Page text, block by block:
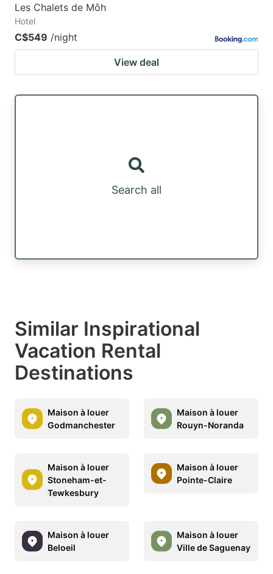
Les Chalets de Môh
Hotel
C$549 /night
View deal
Search all
Similar Inspirational
Vacation Rental
Destinations
Maison à louer
Godmanchester
Maison à louer
Rouyn-Noranda
Maison à louer
Stoneham-et-
Tewkesbury
Maison à louer
Pointe-Claire
Maison à louer
Beloeil
Maison à louer
Ville de Saguenay